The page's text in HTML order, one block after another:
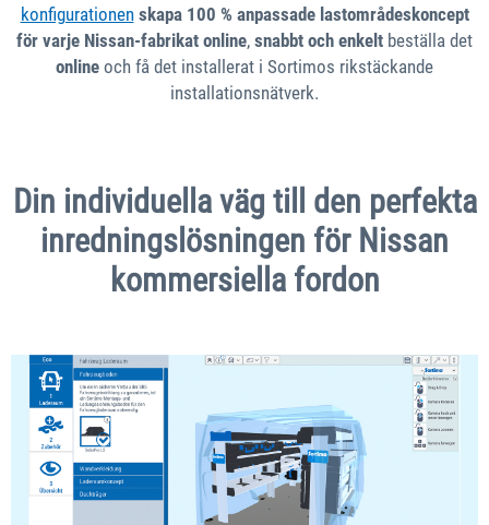
konfigurationen skapa 100 % anpassade lastområdeskoncept
för varje Nissan-fabrikat online, snabbt och enkelt beställa det
online och få det installerat i Sortimos rikstäckande
installationsnätverk.
Din individuella väg till den perfekta
inredningslösningen för Nissan
kommersiella fordon